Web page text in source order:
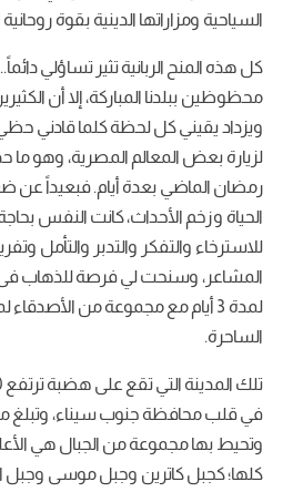
السياحية ومزاراتها الدينية بقوة
كل هذه المنح الربانية تثير تساؤلي
محظوظين ببلدنا المباركة، إلا أن
ويزداد يقيني كل لحظة كلما قادني
لزيارة بعض المعالم المصرية، وهو
رمضان الماضي بعدة أيام. فبعيداً
الحياة وزخم الأحداث، كانت النفس
للاسترخاء والتفكر والتدبر والتأمل
المشاعر، وسنحت لي فرصة للذهاب فى
لمدة 3 أيام مع مجموعة من
الساحرة.
وتحيط بها مجموعة من الجبال هي
كلها؛ كجبل كاترين وجبل موسى وجبل